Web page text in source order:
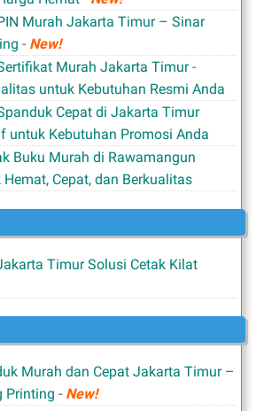
Murah Jakarta Timur – Sinar
- New!
Murah Jakarta Timur -
untuk Kebutuhan Resmi Anda
Cepat di Jakarta Timur
untuk Kebutuhan Promosi Anda
Buku Murah di Rawamangun
Cepat, dan Berkualitas
Timur Solusi Cetak Kilat
Murah dan Cepat Jakarta Timur –
Printing - New!